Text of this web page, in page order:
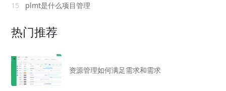
15
plmt是什么项目管理
热门推荐
资源管理如何满足需求和需求